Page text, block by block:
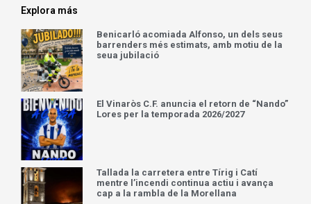
Explora más
Benicarló acomiada Alfonso, un dels seus
barrenders més estimats, amb motiu de la
seua jubilació
El Vinaròs C.F. anuncia el retorn de “Nando”
Lores per la temporada 2026/2027
Tallada la carretera entre Tírig i Catí
mentre l’incendi continua actiu i avança
cap a la rambla de la Morellana